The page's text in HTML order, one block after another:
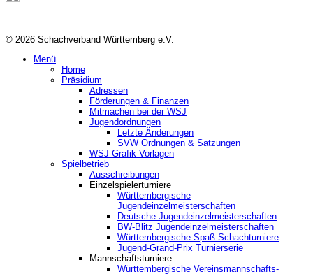
© 2026 Schachverband Württemberg e.V.
Menü
Home
Präsidium
Adressen
Förderungen & Finanzen
Mitmachen bei der WSJ
Jugendordnungen
Letzte Änderungen
SVW Ordnungen & Satzungen
WSJ Grafik Vorlagen
Spielbetrieb
Ausschreibungen
Einzelspielerturniere
Württembergische
Jugendeinzelmeisterschaften
Deutsche Jugendeinzelmeisterschaften
BW-Blitz Jugendeinzelmeisterschaften
Württembergische Spaß-Schachturniere
Jugend-Grand-Prix Turnierserie
Mannschaftsturniere
Württembergische Vereinsmannschafts-